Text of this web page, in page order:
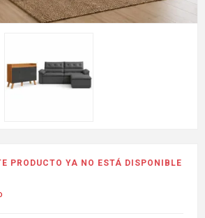
PRODUCTO YA NO ESTÁ DISPONIBLE